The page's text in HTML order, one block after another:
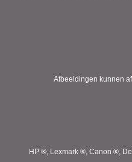
Afbeeldingen kunnen
HP ®, Lexmark ®, Canon ®,